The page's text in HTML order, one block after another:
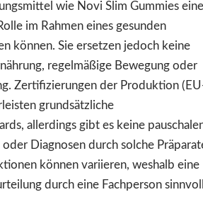
wie Novi Slim Gummies eine
im Rahmen eines gesunden
können. Sie ersetzen jedoch keine
regelmäßige Bewegung oder
Zertifizierungen der Produktion
grundsätzliche
allerdings gibt es keine
Diagnosen durch solche
können variieren, weshalb eine
durch eine Fachperson